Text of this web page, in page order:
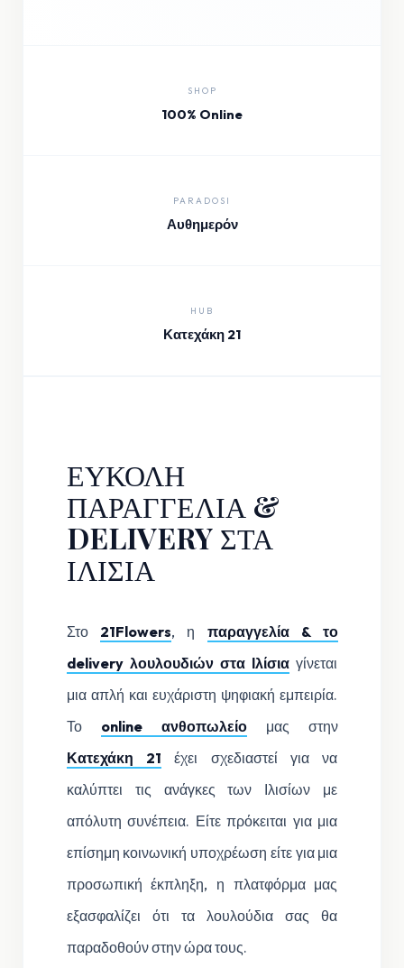
SHOP
100% Online
PARADOSI
Αυθημερόν
HUB
Κατεχάκη 21
ΕΥΚΟΛΗ
ΠΑΡΑΓΓΕΛΙΑ &
DELIVERY ΣΤΑ
ΙΛΙΣΙΑ
Στο 21Flowers, η παραγγελία & το
delivery λουλουδιών στα Ιλίσια γίνεται
μια απλή και ευχάριστη ψηφιακή εμπειρία.
Το online ανθοπωλείομας στην
Κατεχάκη 21 έχει σχεδιαστεί για να
καλύπτει τις ανάγκες των Ιλισίων με
απόλυτη συνέπεια. Είτε πρόκειται για μια
επίσημη κοινωνική υποχρέωση είτε για μια
προσωπική έκπληξη, η πλατφόρμα μας
εξασφαλίζει ότι τα λουλούδια σας θα
παραδοθούν στην ώρα τους.